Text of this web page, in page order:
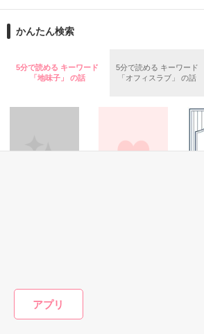
アプリ
2015.5.1 更新開始
作品を読む
誰よりも信頼できる人間。
それなのに・・・
*************************************************
素敵なレビューをありがとうございます
2018年2月のベリーズ文庫にて書籍が発売
けれど……
冷血凄腕歯科医師　東條 律己
かんたん検索
5分で読める キーワード
「地味子」 の話
5分で読める キーワード
「オフィスラブ」 の話